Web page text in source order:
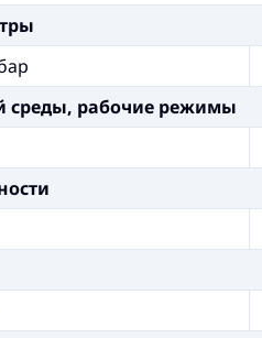
среды, рабочие режимы